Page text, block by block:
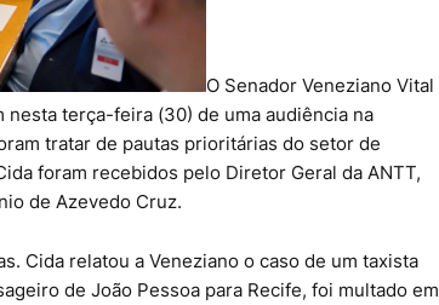
O Senador Veneziano Vital
nesta terça-feira (30) de uma audiência na
tratar de pautas prioritárias do setor de
foram recebidos pelo Diretor Geral da ANTT,
de Azevedo Cruz.
Cida relatou a Veneziano o caso de um taxista
de João Pessoa para Recife, foi multado em